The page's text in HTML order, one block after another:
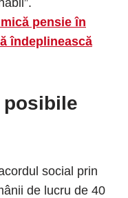
pensie în
îndeplinească
posibile
social prin
de lucru de 40